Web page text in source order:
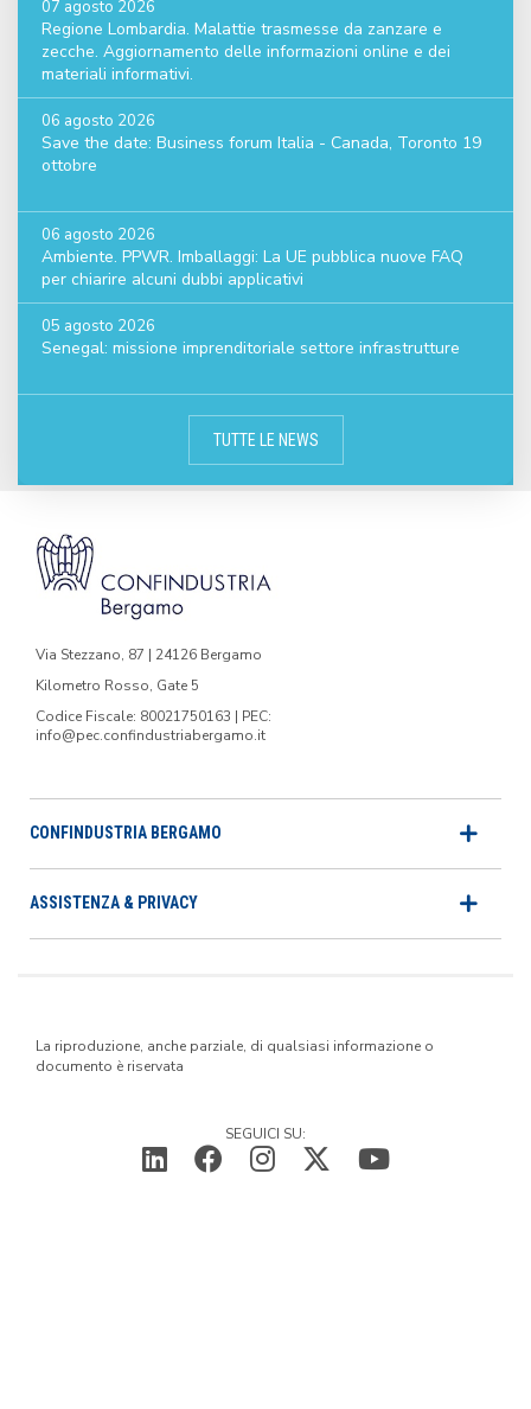
07 agosto 2026
Regione Lombardia. Malattie trasmesse da zanzare e
zecche. Aggiornamento delle informazioni online e dei
materiali informativi.
06 agosto 2026
Save the date: Business forum Italia - Canada, Toronto 19
ottobre
06 agosto 2026
Ambiente. PPWR. Imballaggi: La UE pubblica nuove FAQ
per chiarire alcuni dubbi applicativi
05 agosto 2026
Senegal: missione imprenditoriale settore infrastrutture
TUTTE LE NEWS
Via Stezzano, 87 | 24126 Bergamo
Kilometro Rosso, Gate 5
Codice Fiscale: 80021750163 | PEC:
info@pec.confindustriabergamo.it
CONFINDUSTRIA BERGAMO
ASSISTENZA & PRIVACY
La riproduzione, anche parziale, di qualsiasi informazione o
documento è riservata
SEGUICI SU: